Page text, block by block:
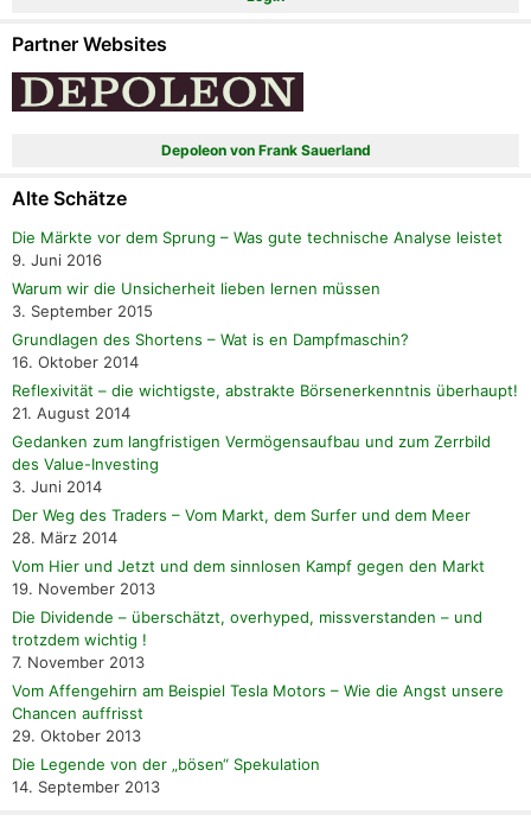
Partner Websites
Depoleon von Frank Sauerland
Alte Schätze
Die Märkte vor dem Sprung – Was gute technische Analyse leistet
9. Juni 2016
Warum wir die Unsicherheit lieben lernen müssen
3. September 2015
Grundlagen des Shortens – Wat is en Dampfmaschin?
16. Oktober 2014
Reflexivität – die wichtigste, abstrakte Börsenerkenntnis überhaupt!
21. August 2014
Gedanken zum langfristigen Vermögensaufbau und zum Zerrbild
des Value-Investing
3. Juni 2014
Der Weg des Traders – Vom Markt, dem Surfer und dem Meer
28. März 2014
Vom Hier und Jetzt und dem sinnlosen Kampf gegen den Markt
19. November 2013
Die Dividende – überschätzt, overhyped, missverstanden – und
trotzdem wichtig !
7. November 2013
Vom Affengehirn am Beispiel Tesla Motors – Wie die Angst unsere
Chancen auffrisst
29. Oktober 2013
Die Legende von der „bösen“ Spekulation
14. September 2013